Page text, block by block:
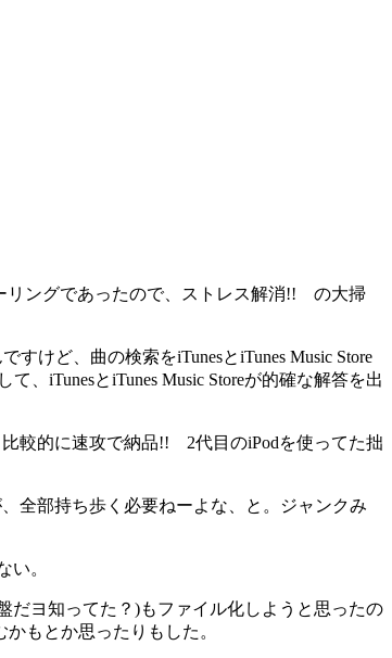
リングであったので、ストレス解消!! の大掃
すけど、曲の検索をiTunesとiTunes Music Store
iTunesとiTunes Music Storeが的確な解答を出
較的に速攻で納品!! 2代目のiPodを使ってた拙
部持ち歩く必要ねーよな、と。ジャンクみ
い。
ヨ知ってた？)もファイル化しようと思ったの
もとか思ったりもした。